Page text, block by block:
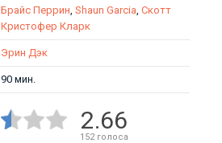
Брайс Перрин, Shaun Garcia, Скотт
Кристофер Кларк
Эрин Дэк
90 мин.
2.66
152голоса